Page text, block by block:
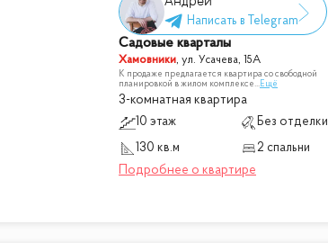
Садовые кварталы
Хамовники, ул. Усачева, 15А
К продаже предлагается квартира со свободной
планировкой в жилом комплексе...Ещё
3-комнатная квартира
10 этаж
Без отделки
130 кв.м
2 спальни